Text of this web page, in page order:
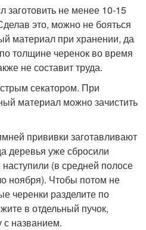
заготовить не менее 10-15
это, можно не бояться
материал при хранении, да
толщине черенок во время
не составит труда.
секатором. При
материал можно зачистить
прививки заготавливают
деревья уже сбросили
(в средней полосе
ноября). Чтобы потом не
черенки разделите по
в отдельный пучок,
с названием.